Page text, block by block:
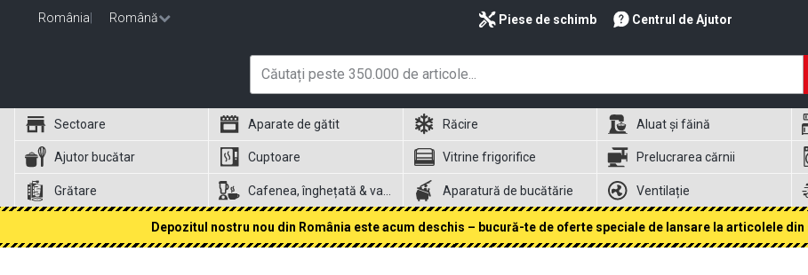
România Română Piese de schimb Centrul de Ajutor
Sectoare Aparate de gătit Răcire Aluat și făină
Ajutor bucătar Cuptoare Vitrine frigorifice Prelucrarea cărnii
Grătare Aparatură de bucătărie Ventilație
Depozitul nostru nou din România este acum deschis – bucură-te de oferte speciale de lansare la articolele